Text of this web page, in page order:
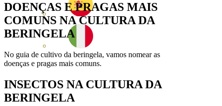
DOENÇAS E PRAGAS MAIS
COMUNS NA CULTURA DA
BERINGELA
No guia de cultivo da beringela, vamos nomear as
doenças e pragas mais comuns.
INSECTOS NA CULTURA DA
BERINGELA